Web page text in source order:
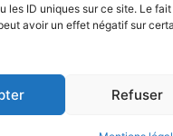
les ID uniques sur ce site. Le
avoir un effet négatif sur
Refuser